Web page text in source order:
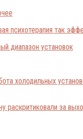
психотерапия так
холодильных